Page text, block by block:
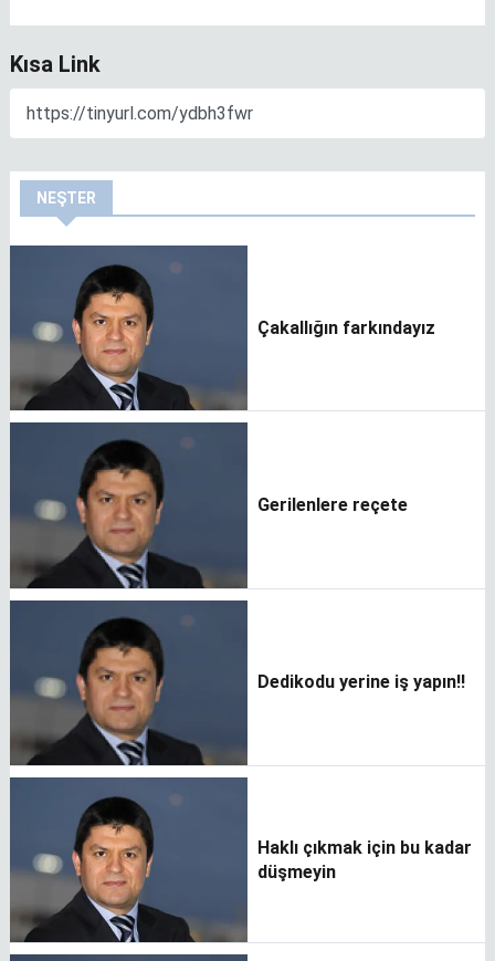
Kısa Link
NEŞTER
Çakallığın farkındayız
Gerilenlere reçete
Dedikodu yerine iş yapın!!
Haklı çıkmak için bu kadar
düşmeyin